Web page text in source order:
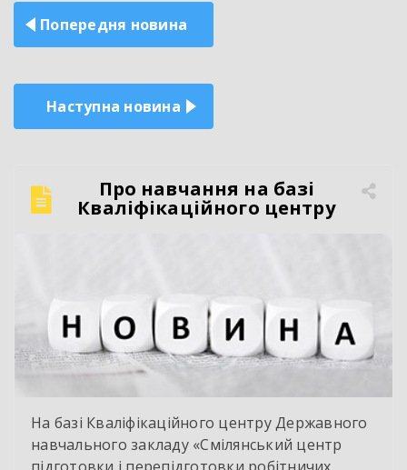
Навігація
записів
Попередня новина
Наступна новина
Про навчання на базі
Кваліфікаційного центру
На базі Кваліфікаційного центру Державного
навчального закладу «Смілянський центр